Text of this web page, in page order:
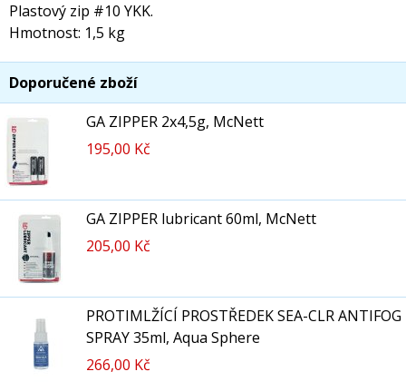
Plastový zip #10 YKK.
Hmotnost: 1,5 kg
Doporučené zboží
GA ZIPPER 2x4,5g, McNett
195,00 Kč
GA ZIPPER lubricant 60ml, McNett
205,00 Kč
PROTIMLŽÍCÍ PROSTŘEDEK SEA-CLR ANTIFOG
SPRAY 35ml, Aqua Sphere
266,00 Kč